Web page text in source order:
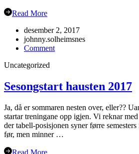
Read More
desember 2, 2017
johnny.solheimsnes
Commenton
Uncategorized
Sesongstart hausten 2017
Ja, då er sommaren nesten over, eller??
startar treningane opp igjen. Vi reknar
der tabell-posisjonen syner førre
før, men minner …
Read More